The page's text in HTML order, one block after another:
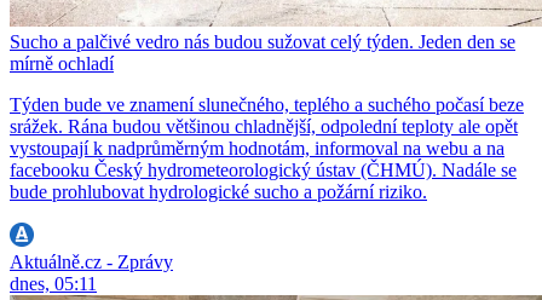
Sucho a palčivé vedro nás budou sužovat celý týden. Jeden den se
mírně ochladí
Týden bude ve znamení slunečného, teplého a suchého počasí beze
srážek. Rána budou většinou chladnější, odpolední teploty ale opět
vystoupají k nadprůměrným hodnotám, informoval na webu a na
facebooku Český hydrometeorologický ústav (ČHMÚ). Nadále se
bude prohlubovat hydrologické sucho a požární riziko.
Aktuálně.cz - Zprávy
dnes, 05:11